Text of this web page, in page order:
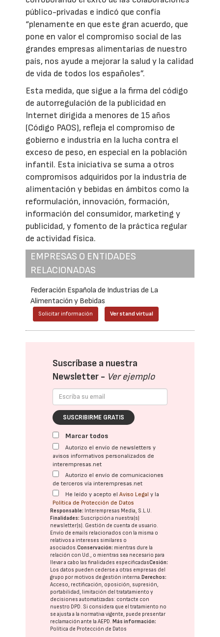
público-privadas e indicó que confía
“plenamente en que este gran acuerdo, que
pone en valor el compromiso social de las
grandes empresas alimentarias de nuestro
país, nos ayude a mejorar la salud y la calidad
de vida de todos los españoles”.
Esta medida, que sigue a la firma del código
de autorregulación de la publicidad en
Internet dirigida a menores de 15 años
(Código PAOS), refleja el compromiso de
gobierno e industria en la lucha contra el
exceso de peso, en especial en la población
infantil. Esta iniciativa se suma a otros
compromisos adquiridos por la industria de
alimentación y bebidas en ámbitos como la
reformulación, innovación, formación,
información del consumidor, marketing y
publicidad, y fomento de la práctica regular
de actividad física.
EMPRESAS O ENTIDADES
RELACIONADAS
Federación Española de Industrias de La
Alimentación y Bebidas
Solicitar información Ver stand virtual
Suscríbase a nuestra
Newsletter - Ver ejemplo
SUSCRIBIRME GRATIS
Marcar todos
Autorizo el envío de newsletters y
avisos informativos personalizados de
interempresas.net
Autorizo el envío de comunicaciones
de terceros vía interempresas.net
He leído y acepto elAviso Legal y la
Política de Protección de Datos
Responsable: Interempresas Media, S.L.U.
Finalidades: Suscripción a nuestra(s)
newsletter(s). Gestión de cuenta de usuario.
Envío de emails relacionados con la misma o
relativos a intereses similares o
asociados.Conservación: mientras dure la
relación con Ud., o mientras sea necesario para
llevar a cabo las finalidades especificadasCesión:
Los datos pueden cederse a otras empresas del
grupo por motivos de gestión interna.Derechos:
Acceso, rectificación, oposición, supresión,
portabilidad, limitación del tratatamiento y
decisiones automatizadas: contacte con
nuestro DPD. Si considera que el tratamiento no
se ajusta a la normativa vigente, puede presentar
reclamación ante laAEPD.Más información:
Política de Protección de Datos